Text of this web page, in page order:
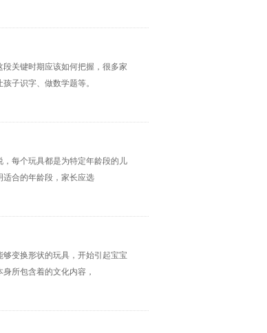
关键时期应该如何把握，很多家
子识字、做数学题等。
每个玩具都是为特定年龄段的儿
合的年龄段，家长应选
变换形状的玩具，开始引起宝宝
所包含着的文化内容，